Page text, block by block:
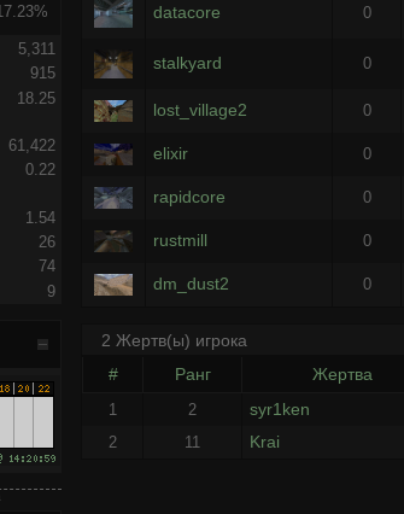
5,311
915
18.25
61,422
0.22
1.54
26
74
9
datacore 0
stalkyard 0
lost_village2 0
elixir 0
rapidcore 0
rustmill 0
dm_dust2 0
2 Жертв(ы) игрока
#
Ранг Жертва
1 2 syr1ken
2
11 Krai